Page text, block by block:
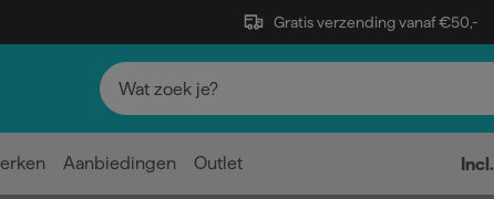
Gratis verzending vanaf €50,-
Aanbiedingen Outlet Incl.